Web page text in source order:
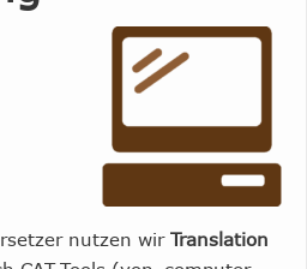
nutzen wir Translation